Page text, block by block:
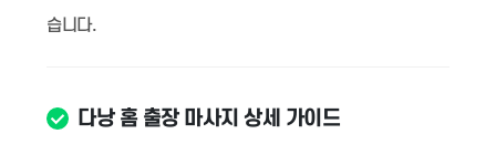
습니다.
다낭 홈 출장 마사지 상세 가이드